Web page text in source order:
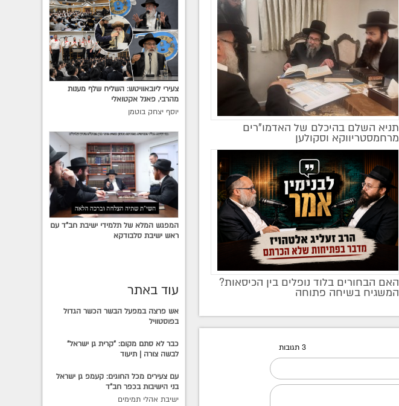
תניא השלם בהיכלם של האדמו"רים
מרחמסטריווקא וסקולען
מקודם
האם הבחורים בלוד נופלים בין הכיסאות?
המשגיח בשיחה פתוחה
3 תגובות
צעירי ליובאוויטש: השליח שלף מענות
מהרבי, פאנל אקטואלי
יוסף יצחק בוטמן
המפגש המלא של תלמידי ישיבת חב"ד עם
ראש ישיבת סלבודקא
עוד באתר
אש פרצה במפעל הבשר הכשר הגדול
בפוסטוויל
כבר לא סתם מקום: "קרית גן ישראל"
לבשה צורה | תיעוד
עם צעירים מכל החוגים: קעמפ גן ישראל
בני הישיבות בכפר חב"ד
ישיבת אהלי תמימים